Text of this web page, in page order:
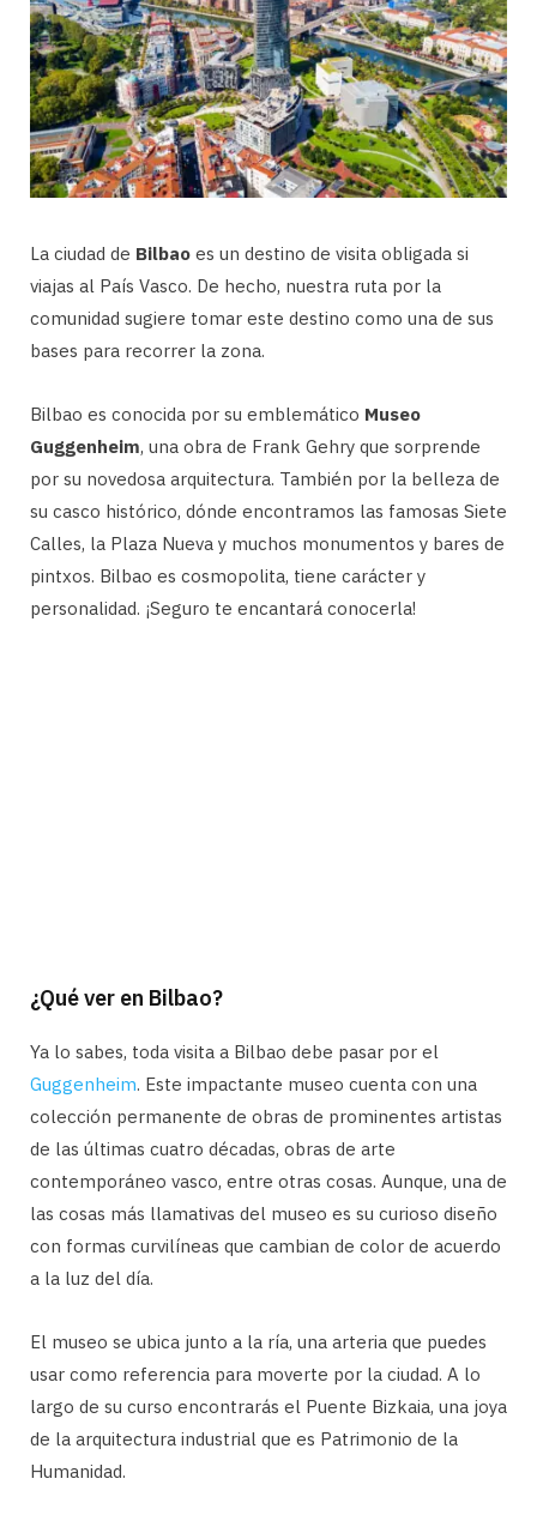
La ciudad de Bilbao es un destino de visita obligada si
viajas al País Vasco. De hecho, nuestra ruta por la
comunidad sugiere tomar este destino como una de sus
bases para recorrer la zona.
Bilbao es conocida por su emblemático Museo
Guggenheim, una obra de Frank Gehry que sorprende
por su novedosa arquitectura. También por la belleza de
su casco histórico, dónde encontramos las famosas Siete
Calles, la Plaza Nueva y muchos monumentos y bares de
pintxos. Bilbao es cosmopolita, tiene carácter y
personalidad. ¡Seguro te encantará conocerla!
¿Qué ver en Bilbao?
Ya lo sabes, toda visita a Bilbao debe pasar por el
Guggenheim. Este impactante museo cuenta con una
colección permanente de obras de prominentes artistas
de las últimas cuatro décadas, obras de arte
contemporáneo vasco, entre otras cosas. Aunque, una de
las cosas más llamativas del museo es su curioso diseño
con formas curvilíneas que cambian de color de acuerdo
a la luz del día.
El museo se ubica junto a la ría, una arteria que puedes
usar como referencia para moverte por la ciudad. A lo
largo de su curso encontrarás el Puente Bizkaia, una joya
de la arquitectura industrial que es Patrimonio de la
Humanidad.